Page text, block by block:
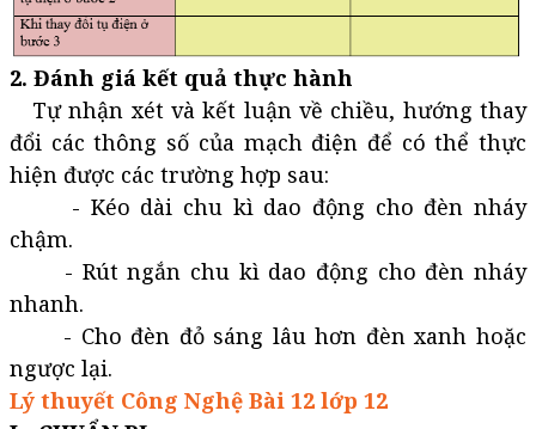
2. Đánh giá kết quả thực hành
Tự nhận xét và kết luận về chiều, hướng thay
đổi các thông số của mạch điện để có thể thực
hiện được các trường hợp sau:
- Kéo dài chu kì dao động cho đèn nháy
chậm.
- Rút ngắn chu kì dao động cho đèn nháy
nhanh.
- Cho đèn đỏ sáng lâu hơn đèn xanh hoặc
ngược lại.
Lý thuyết Công Nghệ Bài 12 lớp 12